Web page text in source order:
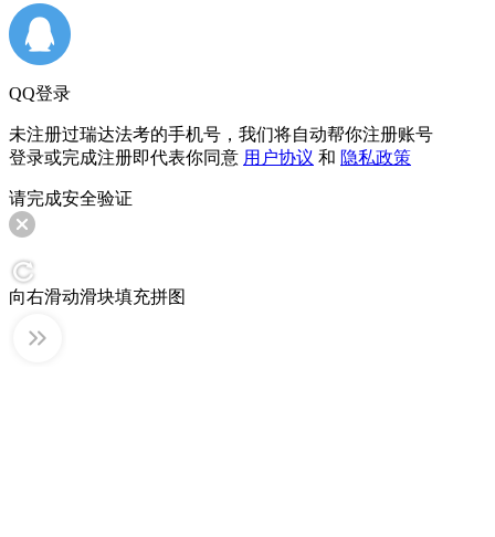
QQ登录
未注册过瑞达法考的手机号，我们将自动帮你注册账号
登录或完成注册即代表你同意 用户协议 和 隐私政策
请完成安全验证
向右滑动滑块填充拼图